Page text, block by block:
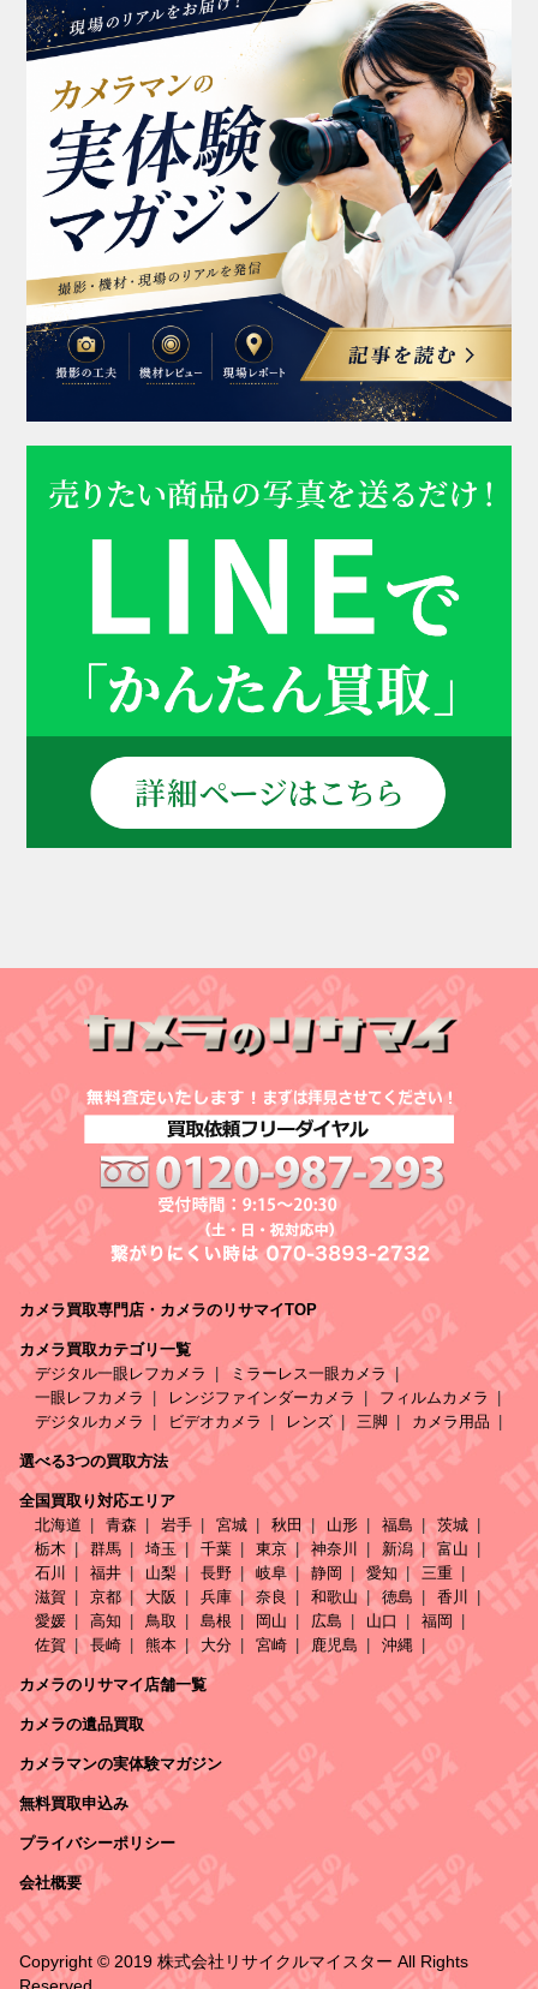
カメラ買取専門店・カメラのリサマイTOP
カメラ買取カテゴリ一覧
デジタル一眼レフカメラ
ミラーレス一眼カメラ
一眼レフカメラ
レンジファインダーカメラ
フィルムカメラ
デジタルカメラ
ビデオカメラ レンズ 三脚 カメラ用品
選べる3つの買取方法
全国買取り対応エリア
北海道
青森 岩手 宮城 秋田 山形 福島
茨城
栃木
群馬 埼玉 千葉 東京 神奈川 新潟
富山
石川
福井 山梨 長野 岐阜 静岡 愛知
三重
滋賀
京都 大阪 兵庫 奈良 和歌山 徳島
香川
愛媛
高知 鳥取 島根 岡山 広島 山口
福岡
佐賀
長崎 熊本 大分 宮崎 鹿児島 沖縄
カメラのリサマイ店舗一覧
カメラの遺品買取
カメラマンの実体験マガジン
無料買取申込み
プライバシーポリシー
会社概要
Copyright © 2019 株式会社リサイクルマイスター All Rights